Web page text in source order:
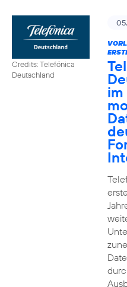
Credits: Telefónica
Deutschland
im